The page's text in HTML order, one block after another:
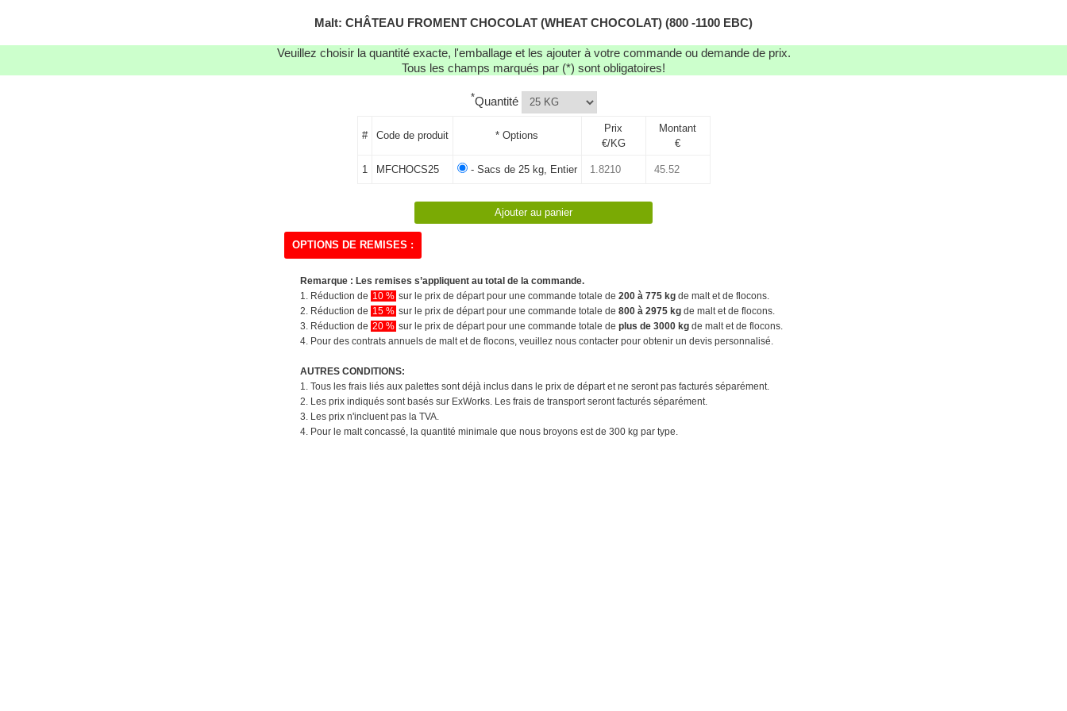
Malt: CHÂTEAU FROMENT CHOCOLAT (WHEAT CHOCOLAT) (800 -1100 EBC)
Veuillez choisir la quantité exacte, l'emballage et les ajouter à votre commande ou demande de prix.
Tous les champs marqués par (*) sont obligatoires!
*Quantité
# Code de produit * Options
Prix
€/KG
Montant
€
1 MFCHOCS25 - Sacs de 25 kg, Entier
OPTIONS DE REMISES :
Remarque : Les remises s’appliquent au total de la commande.
1. Réduction de 10 % sur le prix de départ pour une commande totale de 200 à 775 kg de malt et de flocons.
2. Réduction de 15 % sur le prix de départ pour une commande totale de 800 à 2975 kg de malt et de flocons.
3. Réduction de 20 % sur le prix de départ pour une commande totale de plus de 3000 kg de malt et de flocons.
4. Pour des contrats annuels de malt et de flocons, veuillez nous contacter pour obtenir un devis personnalisé.
AUTRES CONDITIONS:
1. Tous les frais liés aux palettes sont déjà inclus dans le prix de départ et ne seront pas facturés séparément.
2. Les prix indiqués sont basés sur ExWorks. Les frais de transport seront facturés séparément.
3. Les prix n'incluent pas la TVA.
4. Pour le malt concassé, la quantité minimale que nous broyons est de 300 kg par type.